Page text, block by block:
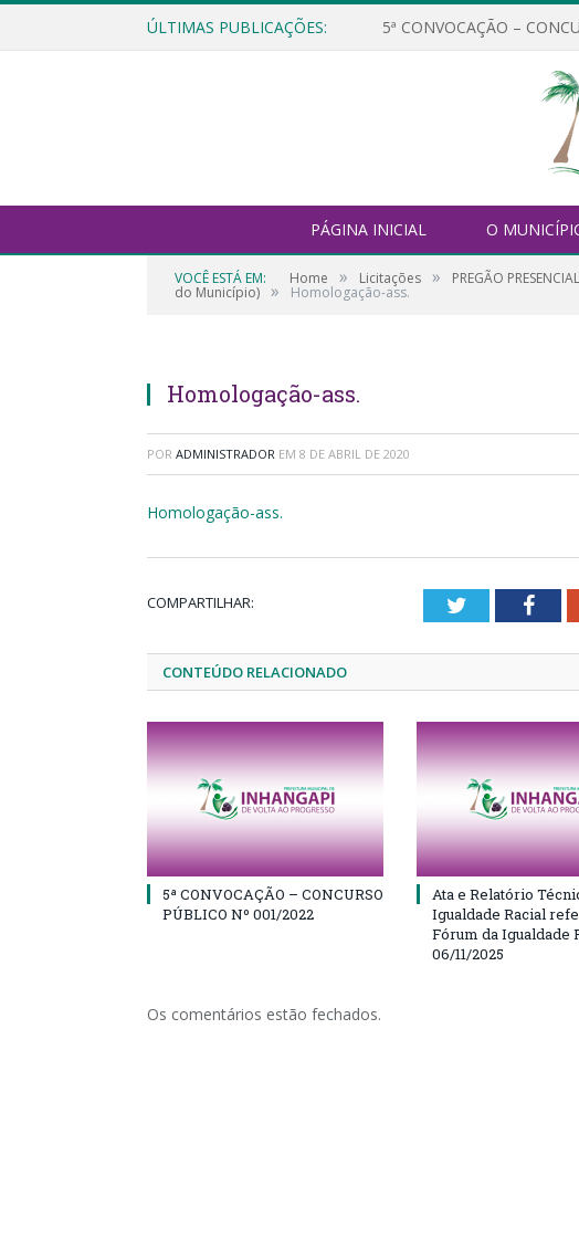
ÚLTIMAS PUBLICAÇÕES: 5ª CONVOCAÇÃO –
PÁGINA INICIAL O
VOCÊ ESTÁ EM: Home » Licitações » PREGÃO
do Município) » Homologação-ass.
Homologação-ass.
POR ADMINISTRADOR EM 8 DE ABRIL DE 2020
Homologação-ass.
COMPARTILHAR: Twitter
CONTEÚDO RELACIONADO
5ª CONVOCAÇÃO – CONCURSO
PÚBLICO Nº 001/2022
Ata e Relatório
Igualdade Racial
Fórum da Igualdade
06/11/2025
Os comentários estão fechados.